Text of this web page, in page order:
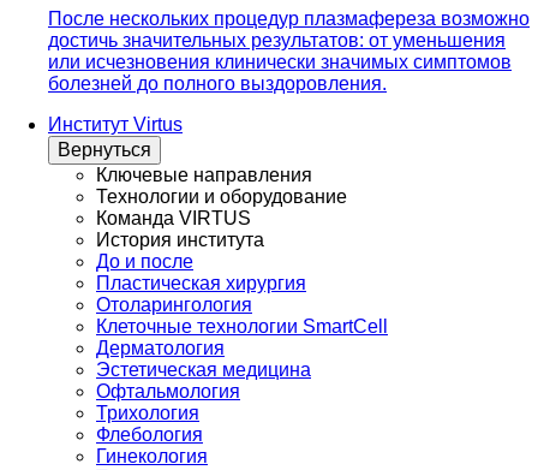
После нескольких процедур плазмафереза возможно
достичь значительных результатов: от уменьшения
или исчезновения клинически значимых симптомов
болезней до полного выздоровления.
Институт Virtus
Вернуться
Ключевые направления
Технологии и оборудование
Команда VIRTUS
История института
До и после
Пластическая хирургия
Отоларингология
Клеточные технологии SmartCell
Дерматология
Эстетическая медицина
Офтальмология
Трихология
Флебология
Гинекология